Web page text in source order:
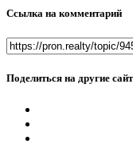
Ссылка на комментарий
Поделиться на другие